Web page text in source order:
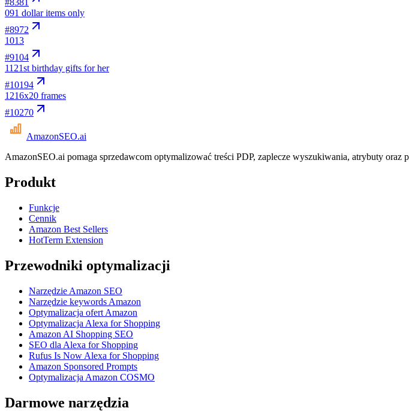
#8381
091 dollar items only
#8972
1013
#9104
1121st birthday gifts for her
#10194
1216x20 frames
#10270
AmazonSEO.ai
AmazonSEO.ai pomaga sprzedawcom optymalizować treści PDP, zaplecze wyszukiwania, atrybuty
Produkt
Funkcje
Cennik
Amazon Best Sellers
HotTerm Extension
Przewodniki optymalizacji
Narzędzie Amazon SEO
Narzędzie keywords Amazon
Optymalizacja ofert Amazon
Optymalizacja Alexa for Shopping
Amazon AI Shopping SEO
SEO dla Alexa for Shopping
Rufus Is Now Alexa for Shopping
Amazon Sponsored Prompts
Optymalizacja Amazon COSMO
Darmowe narzędzia